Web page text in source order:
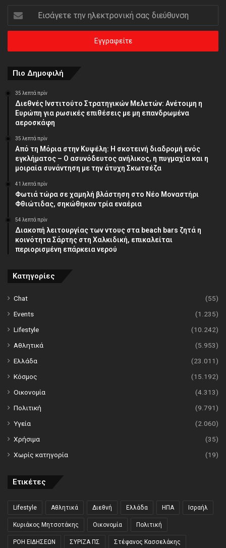
Εισάγετε
την
ηλεκτρονική
διεύθυνση
Πιο Δημοφιλή
35 λεπτά πρίν
Διεθνές Ινστιτούτο Στρατηγικών Μελετών: Ανέτοιμη η
Ευρώπη για ρωσικές επιθέσεις με μη επανδρωμένα
αεροσκάφη
35 λεπτά πρίν
Από τη Μόρια στην Κυψέλη: Η σκοτεινή διαδρομή ενός
εγκλήματος – Ο ασυνόδευτος ανήλικος, η πυγμαχία και η
μοιραία συνάντηση με την άτυχη Σκωτσέζα
41 λεπτά πρίν
Φωτιά τώρα σε χαμηλή βλάστηση στο Νέο Μοναστήρι
Φθιώτιδας, σηκώθηκαν τρία εναέρια
54 λεπτά πρίν
Διακοπή λειτουργίας των ντους στα beach bars ζητά η
κοινότητα Σάρτης στη Χαλκιδική, επικαλείται
περιορισμένη επάρκεια νερού
Κατηγορίες
Chat
(55)
Events
(1.235)
Lifestyle
(10.242)
Αθλητικά
(5.953)
Ελλάδα
(23.011)
Κόσμος
(15.192)
Οικονομία
(4.313)
Πολιτική
(9.791)
Υγεία
(2.060)
Χρήσιμα
(35)
Χωρίς κατηγορία
(19)
Ετικέτες
Lifestyle Αθλητικά Διεθνή Ελλάδα ΗΠΑ Ισραήλ
Κυριάκος Μητσοτάκης Οικονομία Πολιτική
ΡΟΗ ΕΙΔΗΣΕΩΝ ΣΥΡΙΖΑ ΠΣ Στέφανος Κασσελάκης